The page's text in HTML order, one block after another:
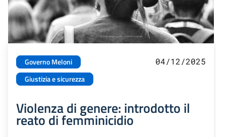
Governo Meloni
Giustizia e sicurezza
04/12/2025
Violenza di genere: introdotto il
reato di femminicidio